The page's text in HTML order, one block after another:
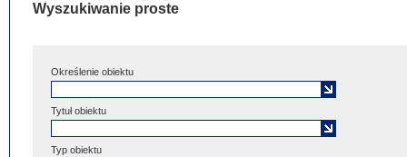
Wyszukiwanie proste
Określenie obiektu
Tytuł obiektu
Typ obiektu